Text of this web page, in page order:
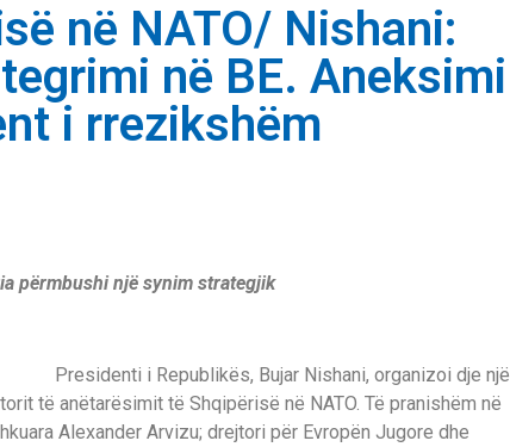
në NATO/ Nishani:
në BE. Aneksimi
i rrezikshëm
përmbushi një synim strategjik
Presidenti i Republikës, Bujar Nishani, organizoi dje një
të anëtarësimit të Shqipërisë në NATO. Të pranishëm në
Alexander Arvizu; drejtori për Evropën Jugore dhe